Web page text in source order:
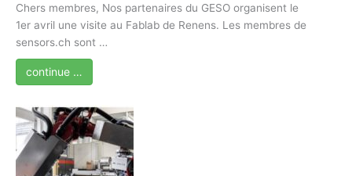
Chers membres, Nos partenaires du GESO organisent le
1er avril une visite au Fablab de Renens. Les membres de
sensors.ch sont …
continue …